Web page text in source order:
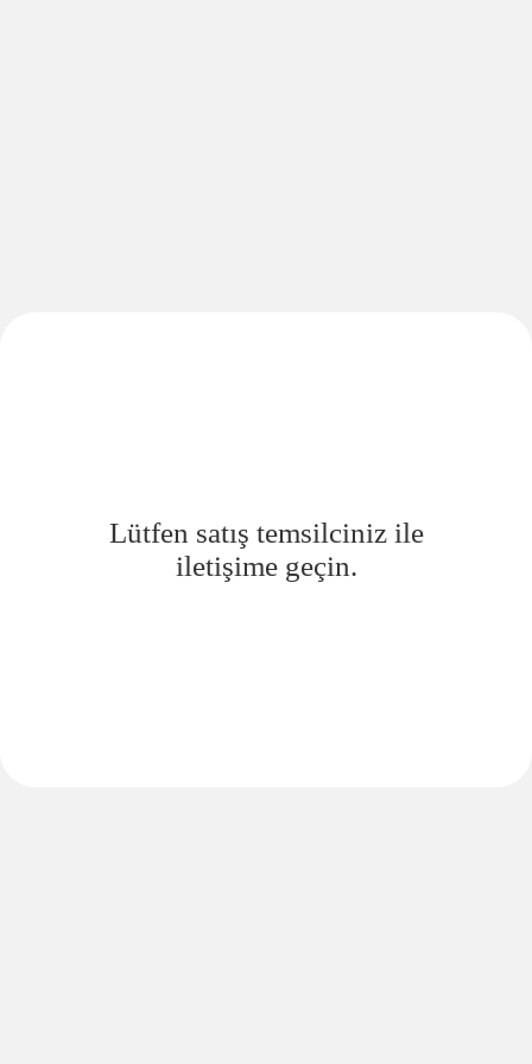
Lütfen satış temsilciniz ile
iletişime geçin.